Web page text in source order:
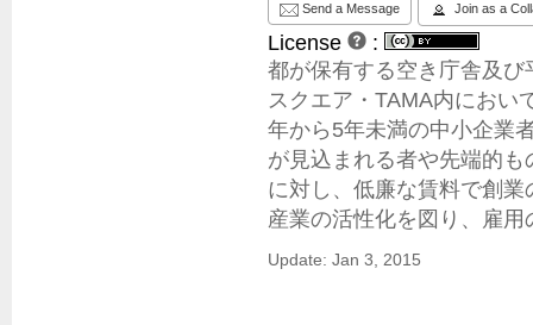
Send a Message Join as a
License
:
都が保有する空き庁舎及
スクエア・TAMA内におい
年から5年未満の中小企業
が見込まれる者や先端的
に対し、低廉な賃料で創
産業の活性化を図り、雇
Update: Jan 3, 2015